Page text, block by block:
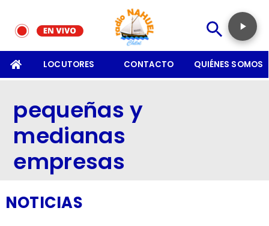
LOCUTORES CONTACTO QUIÉNES SOMOS
pequeñas y
medianas
empresas
NOTICIAS